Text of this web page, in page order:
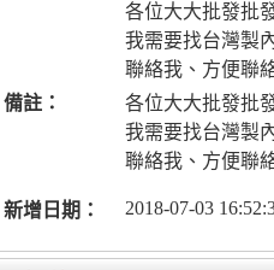
各位大大批發批
我需要找台灣製
聯絡我、方便聯
備註：
各位大大批發批
我需要找台灣製
聯絡我、方便聯
新增日期： 2018-07-03